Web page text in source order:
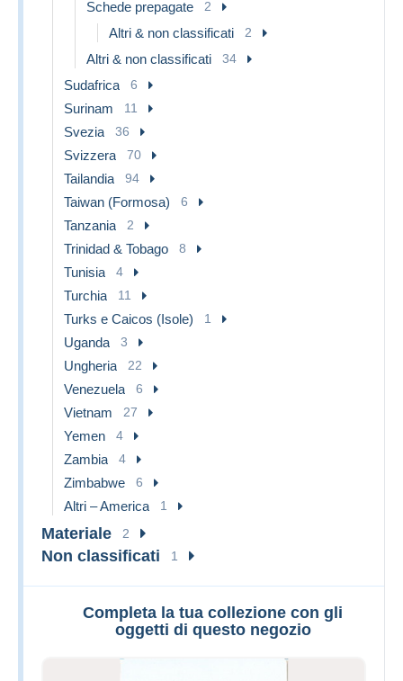
Schede prepagate 2
Altri & non classificati 2
Altri & non classificati 34
Sudafrica 6
Surinam 11
Svezia 36
Svizzera 70
Tailandia 94
Taiwan (Formosa) 6
Tanzania 2
Trinidad & Tobago 8
Tunisia 4
Turchia 11
Turks e Caicos (Isole) 1
Uganda 3
Ungheria 22
Venezuela 6
Vietnam 27
Yemen 4
Zambia 4
Zimbabwe 6
Altri – America 1
Materiale 2
Non classificati 1
Completa la tua collezione con gli
oggetti di questo negozio